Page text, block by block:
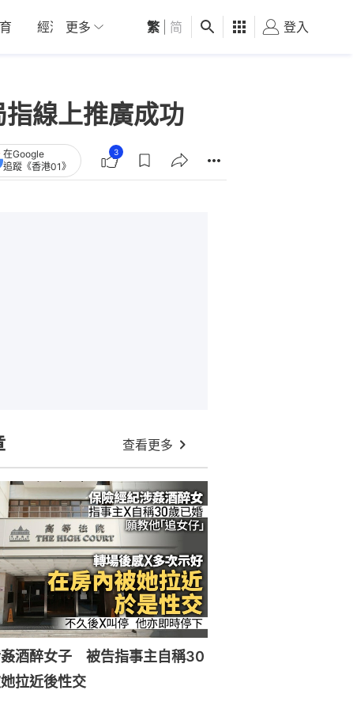
經濟 01深圳 觀點 健康 好食玩飛
更多 繁 简 登入
線上推廣成功
在Google
追蹤《香港01》
3
查看更多
酒醉女子 被告指事主自稱30
拉近後性交